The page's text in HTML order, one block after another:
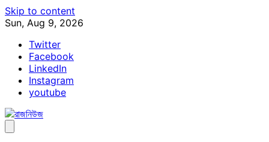
Skip to content
Sun, Aug 9, 2026
Twitter
Facebook
LinkedIn
Instagram
youtube